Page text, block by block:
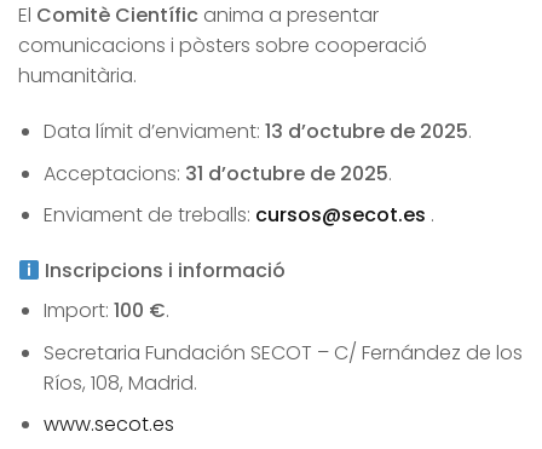
El Comitè Científic anima a presentar
comunicacions i pòsters sobre cooperació
humanitària.
Data límit d’enviament: 13 d’octubre de 2025.
Acceptacions: 31 d’octubre de 2025.
Enviament de treballs: cursos@secot.es .
Inscripcions i informació
Import: 100 €.
Secretaria Fundación SECOT – C/ Fernández de los
Ríos, 108, Madrid.
www.secot.es